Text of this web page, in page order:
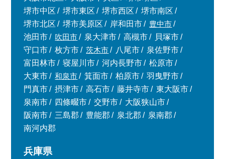
10時～18時/水曜日定休
東京本社 0120-900-881
関西支社 0120-711-018
堺市中区
堺市東区 堺市西区
堺市南区
堺市北区
堺市美原区 岸和田市
豊中市
池田市
吹田市 泉大津市 高槻市
貝塚市
守口市
枚方市 茨木市 八尾市
泉佐野市
富田林市
寝屋川市 河内長野市
松原市
大東市
和泉市 箕面市 柏原市
羽曳野市
門真市
摂津市 高石市 藤井寺市
東大阪市
泉南市
四條畷市 交野市
大阪狭山市
阪南市
三島郡 豊能郡 泉北郡
泉南郡
南河内郡
兵庫県